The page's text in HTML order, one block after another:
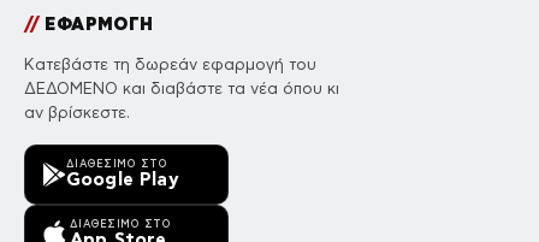
//ΕΦΑΡΜΟΓΗ
Κατεβάστε τη δωρεάν εφαρμογή του
ΔΕΔΟΜΕΝΟ και διαβάστε τα νέα όπου κι
αν βρίσκεστε.
ΔΙΑΘΈΣΙΜΟ ΣΤΟ
Google Play
ΔΙΑΘΈΣΙΜΟ ΣΤΟ